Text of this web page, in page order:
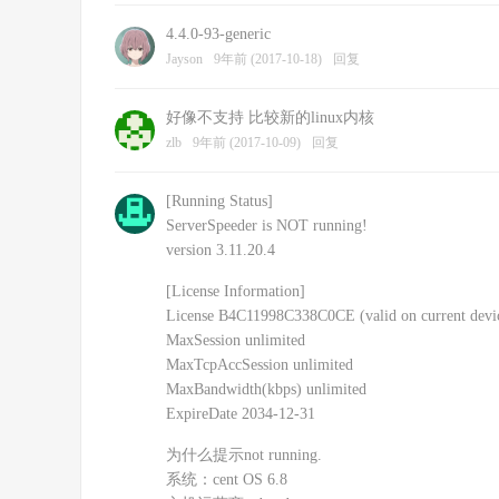
4.4.0-93-generic
Jayson 9年前 (2017-10-18) 回复
好像不支持 比较新的linux内核
zlb 9年前 (2017-10-09) 回复
[Running Status]
ServerSpeeder is NOT running!
version 3.11.20.4
[License Information]
License B4C11998C338C0CE (valid on current
MaxSession unlimited
MaxTcpAccSession unlimited
MaxBandwidth(kbps) unlimited
ExpireDate 2034-12-31
为什么提示not running.
系统：cent OS 6.8